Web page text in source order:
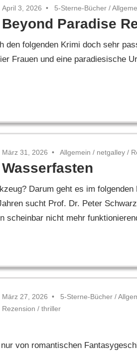
April 3, 2026 5-Sterne-Bücher /
Beyond Paradise
den folgenden Krimi doch sehr
Frauen und eine paradiesische
März 31, 2026 Allgemein / netgalley /
Wasserfasten
Darum geht es im
sucht Prof. Dr. Peter
scheinbar nicht mehr
März 27, 2026 5-Sterne-Bücher /
Rezension /thriller
von romantischen